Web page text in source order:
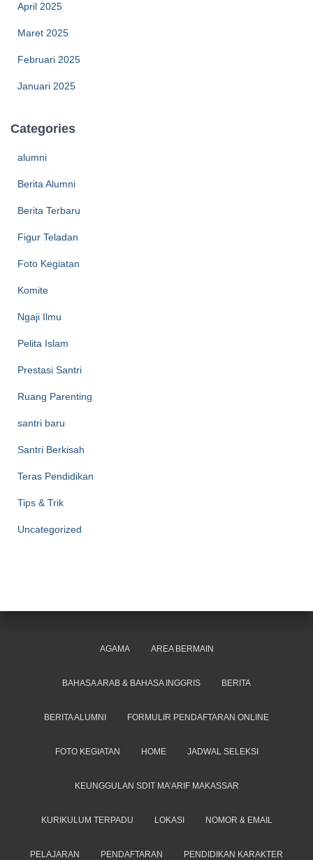
April 2025
Maret 2025
Februari 2025
Januari 2025
Categories
alumni
Berita Alumni
Berita Terbaru
Figur Teladan
Foto Kegiatan
Komite
Ngaji Ilmu
Pelita Islam
Prestasi Santri
Ruang Parenting
santri baru
Santri Berkisah
Teras Pendidikan
Tips & Trik
Uncategorized
AGAMA AREA BERMAIN
BAHASA ARAB & BAHASA INGGRIS BERITA
BERITA ALUMNI FORMULIR PENDAFTARAN ONLINE
FOTO KEGIATAN HOME JADWAL SELEKSI
KEUNGGULAN SDIT MA’ARIF MAKASSAR
KURIKULUM TERPADU LOKASI NOMOR & EMAIL
PELAJARAN PENDAFTARAN PENDIDIKAN KARAKTER